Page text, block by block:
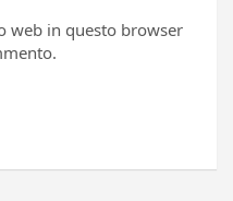
web in questo browser